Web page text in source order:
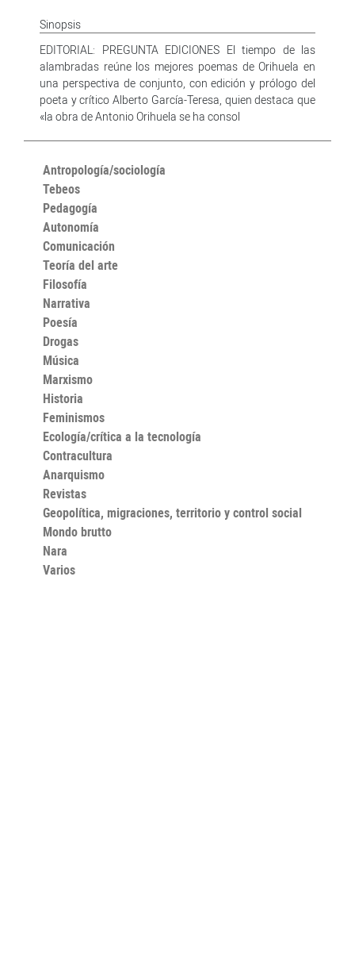
Sinopsis
EDITORIAL: PREGUNTA EDICIONES El tiempo de las
alambradas reúne los mejores poemas de Orihuela en
una perspectiva de conjunto, con edición y prólogo del
poeta y crítico Alberto García-Teresa, quien destaca que
«la obra de Antonio Orihuela se ha consol
Antropología/sociología
Tebeos
Pedagogía
Autonomía
Comunicación
Teoría del arte
Filosofía
Narrativa
Poesía
Drogas
Música
Marxismo
Historia
Feminismos
Ecología/crítica a la tecnología
Contracultura
Anarquismo
Revistas
Geopolítica, migraciones, territorio y control social
Mondo brutto
Nara
Varios